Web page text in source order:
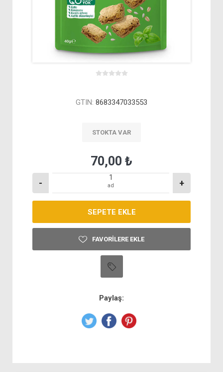
GTIN: 8683347033553
STOKTA VAR
70,00 ₺
- ad +
FAVORILERE EKLE
Paylaş: